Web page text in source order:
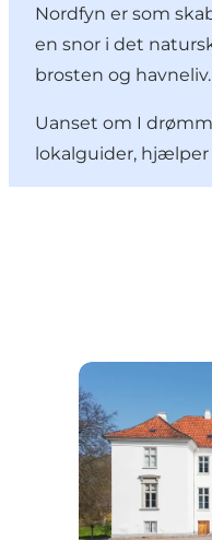
Nordfyn er som
en snor i det
brosten og havneliv.
Uanset om I
lokalguider, hjælper
Busausflug